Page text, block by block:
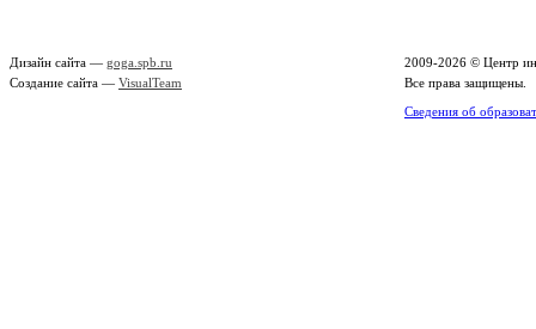
Дизайн сайта — goga.spb.ru
Создание сайта — VisualTeam
2009-2026 © Центр
Все права защищены.
Сведения об